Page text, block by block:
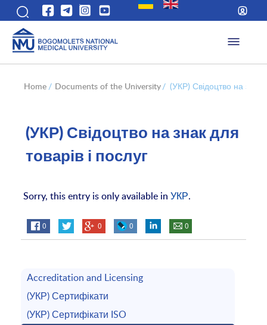
Home / Documents of the University/ (УКР) Свідоцтво на знак
(УКР) Свідоцтво на знак для
товарів і послуг
Sorry, this entry is only available inУКР.
0 0 0 0
Accreditation and Licensing
(УКР) Сертифікати
(УКР) Сертифікати ISO